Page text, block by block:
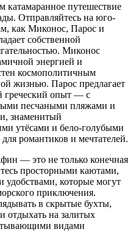
катамаранное путешествие
Отправляйтесь на юго-
как Миконос, Парос и
собственной
Миконос
энергией и
космополитичным
жизнью. Парос предлагает
греческий опыт — с
песчаными пляжами и
знаменитый
утёсами и бело-голубыми
романтиков и мечтателей.
— это не только конечная
просторными каютами,
которые могут
приключения.
в скрытые бухты,
отдыхать на залитых
видами